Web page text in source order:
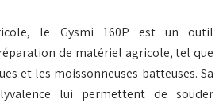
le Gysmi 160P est un outil
de matériel agricole, tel que
et les moissonneuses-batteuses. Sa
lui permettent de souder